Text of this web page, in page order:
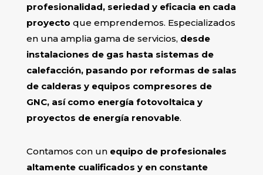
profesionalidad, seriedad y eficacia en cada
proyecto que emprendemos. Especializados
en una amplia gama de servicios, desde
instalaciones de gas hasta sistemas de
calefacción, pasando por reformas de salas
de calderas y equipos compresores de
GNC, así como energía fotovoltaica y
proyectos de energía renovable.
Contamos con un equipo de profesionales
altamente cualificados y en constante